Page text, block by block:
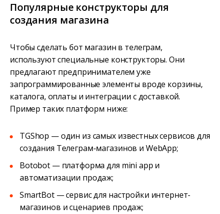
Популярные конструкторы для
создания магазина
Чтобы сделать бот магазин в телеграм,
используют специальные конструкторы. Они
предлагают предпринимателем уже
запрограммированные элементы вроде корзины,
каталога, оплаты и интеграции с доставкой.
Пример таких платформ ниже:
TGShop — один из самых известных сервисов для
создания Телеграм-магазинов и WebApp;
Botobot — платформа для mini app и
автоматизации продаж;
SmartBot — сервис для настройки интернет-
магазинов и сценариев продаж;